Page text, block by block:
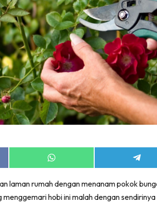
Share
on
Share
on
laman rumah dengan menanam pokok
hobi ini malah dengan